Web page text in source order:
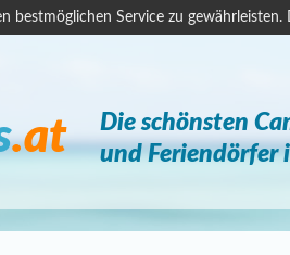
bestmöglichen Service zu
.at
Die schönsten
und Feriendörfer